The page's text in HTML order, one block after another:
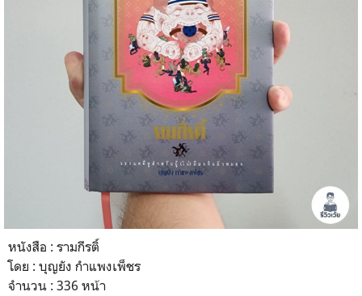
หนังสือ : รามกีรติ์
โดย : บุญยัง กำแพงเพ็ชร
จำนวน : 336 หน้า